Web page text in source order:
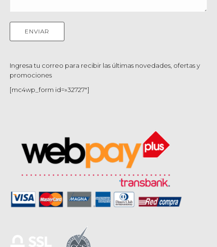
Ingresa tu correo para recibir las últimas novedades, ofertas y
promociones
[mc4wp_form id=»32727″]